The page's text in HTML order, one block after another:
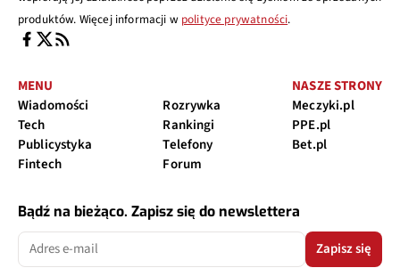
produktów. Więcej informacji w polityce prywatności.
MENU
Wiadomości
Tech
Publicystyka
Fintech
Rozrywka
Rankingi
Telefony
Forum
NASZE STRONY
Meczyki.pl
PPE.pl
Bet.pl
Bądź na bieżąco. Zapisz się do newslettera
Zapisz się